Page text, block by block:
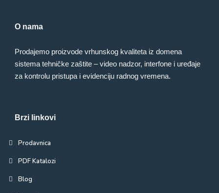
O nama
Prodajemo proizvode vrhunskog kvaliteta iz domena
sistema tehničke zaštite – video nadzor, interfone i uređaje
za kontrolu pristupa i evidenciju radnog vremena.
Brzi linkovi
Prodavnica
PDF Katalozi
Blog